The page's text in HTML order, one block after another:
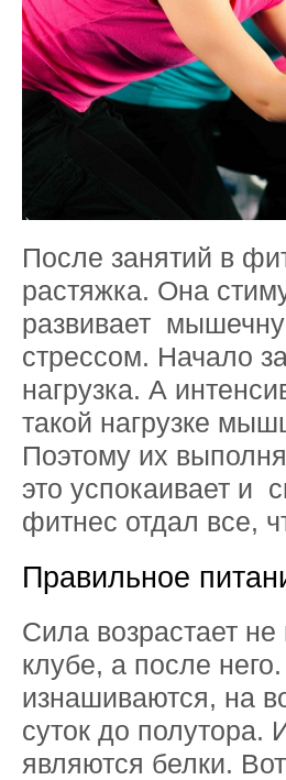
После занятий в
растяжка. Она
развивает
стрессом. Начало
нагрузка. А
такой нагрузке
Поэтому их
это успокаивает и
фитнес отдал все,
Правильное
Сила возрастает
клубе, а после
изнашиваются, на
суток до полутора.
являются белки.